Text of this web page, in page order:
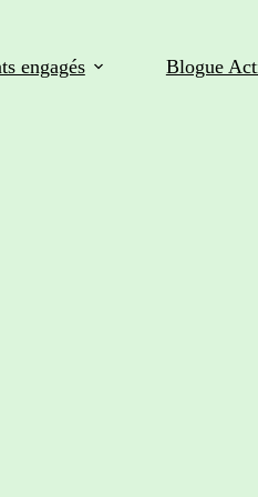
engagés Blogue